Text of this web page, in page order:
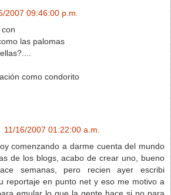
2007 09:46:00 p.m.
las palomas
como condorito
11/16/2007 01:22:00 a.m.
comenzando a darme cuenta del mundo
de los blogs, acabo de crear uno, bueno
semanas, pero recien ayer escribi
reportaje en punto net y eso me motivo a